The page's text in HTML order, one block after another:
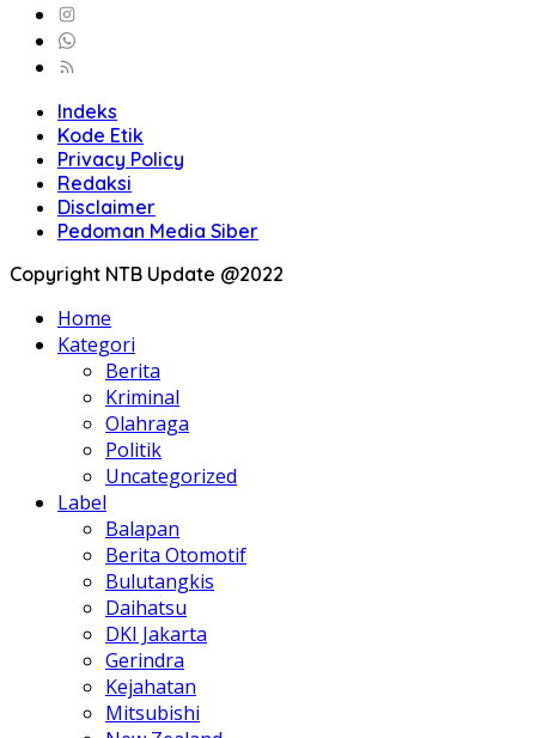
Indeks
Kode Etik
Privacy Policy
Redaksi
Disclaimer
Pedoman Media Siber
Copyright NTB Update @2022
Home
Kategori
Berita
Kriminal
Olahraga
Politik
Uncategorized
Label
Balapan
Berita Otomotif
Bulutangkis
Daihatsu
DKI Jakarta
Gerindra
Kejahatan
Mitsubishi